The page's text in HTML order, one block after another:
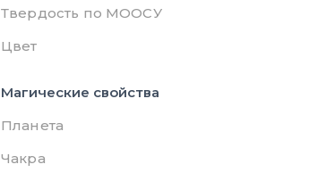
Твердость по МООСУ
Цвет
Магические свойства
Планета
Чакра